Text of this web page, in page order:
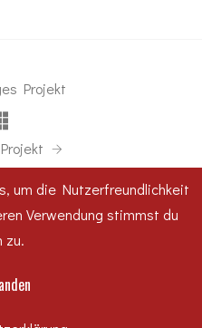
Projekt
um die Nutzerfreundlichkeit
Verwendung stimmst du
zu.